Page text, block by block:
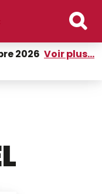
2026 Voir plus...